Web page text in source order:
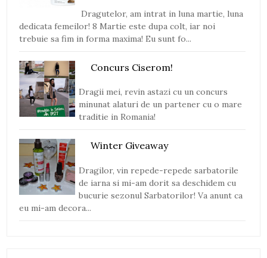
Dragutelor, am intrat in luna martie, luna
dedicata femeilor! 8 Martie este dupa colt, iar noi
trebuie sa fim in forma maxima! Eu sunt fo...
Concurs Ciserom!
Dragii mei, revin astazi cu un concurs
minunat alaturi de un partener cu o mare
traditie in Romania!
Winter Giveaway
Dragilor, vin repede-repede sarbatorile
de iarna si mi-am dorit sa deschidem cu
bucurie sezonul Sarbatorilor! Va anunt ca
eu mi-am decora...